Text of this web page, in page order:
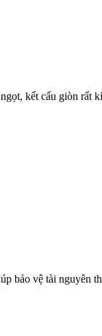
kết cấu giòn
bảo vệ tài nguyên